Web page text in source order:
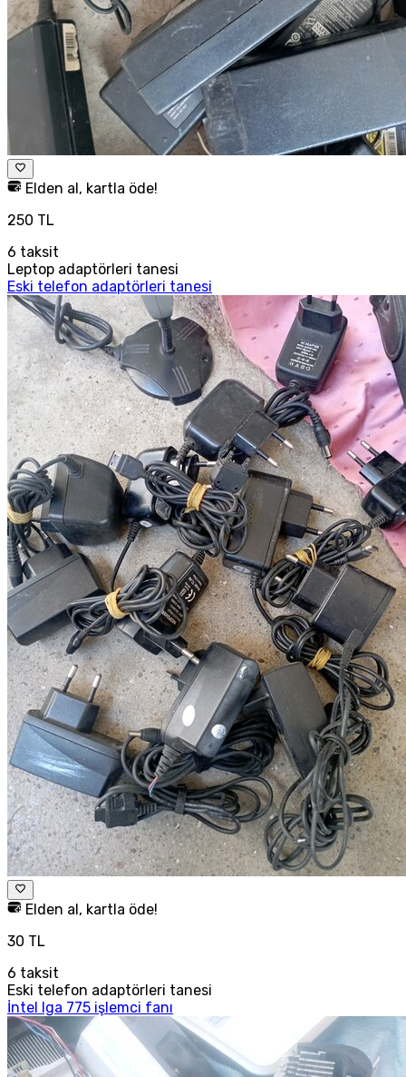
Elden al, kartla öde!
250 TL
6 taksit
Leptop adaptörleri tanesi
Eski telefon adaptörleri tanesi
Elden al, kartla öde!
30 TL
6 taksit
Eski telefon adaptörleri tanesi
İntel lga 775 işlemci fanı